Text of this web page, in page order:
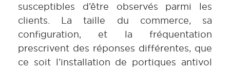
susceptibles d’être observés parmi les
clients. La taille du commerce, sa
configuration, et la fréquentation
prescrivent des réponses différentes, que
ce soit l’installation de portiques antivol